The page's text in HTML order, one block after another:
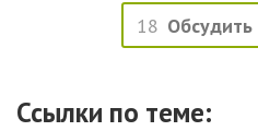
18
Ссылки по теме: